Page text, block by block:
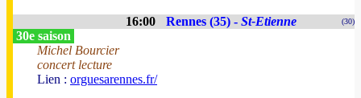
16:00 Rennes (35) - St-Etienne (30)
30e saison
Michel Bourcier
concert lecture
Lien : orguesarennes.fr/